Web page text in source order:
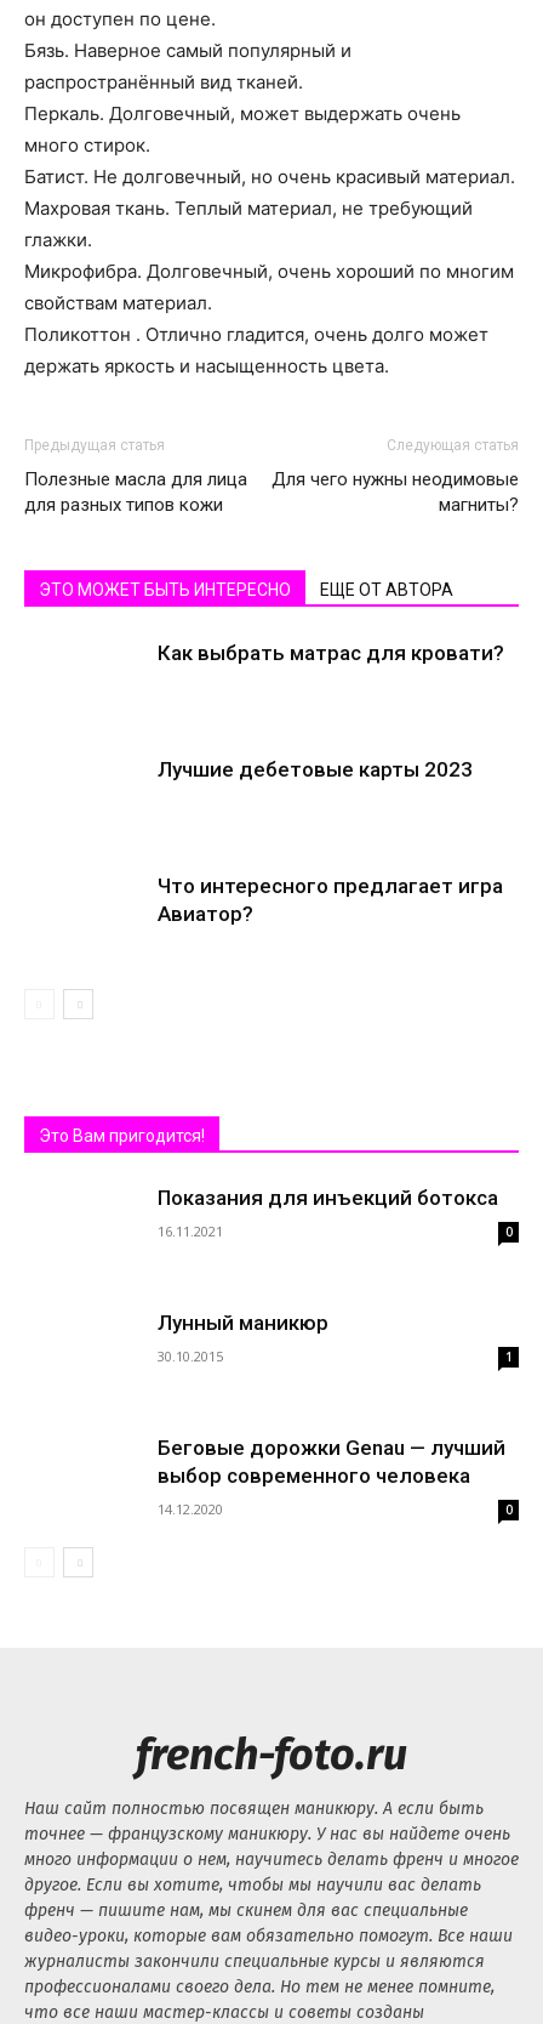
он доступен по цене.
Бязь. Наверное самый популярный и
распространённый вид тканей.
Перкаль. Долговечный, может выдержать очень
много стирок.
Батист. Не долговечный, но очень красивый материал.
Махровая ткань. Теплый материал, не требующий
глажки.
Микрофибра. Долговечный, очень хороший по многим
свойствам материал.
Поликоттон . Отлично гладится, очень долго может
держать яркость и насыщенность цвета.
Предыдущая статья
Полезные масла для лица
для разных типов кожи
Следующая статья
Для чего нужны неодимовые
магниты?
ЭТО МОЖЕТ БЫТЬ ИНТЕРЕСНО ЕЩЕ ОТ АВТОРА
Как выбрать матрас для кровати?
Лучшие дебетовые карты 2023
Что интересного предлагает игра
Авиатор?
Это Вам пригодится!
Показания для инъекций ботокса
16.11.2021 0
Лунный маникюр
30.10.2015 1
Беговые дорожки Genau — лучший
выбор современного человека
14.12.2020 0
french-foto.ru
Наш сайт полностью посвящен маникюру. А если быть
точнее — французскому маникюру. У нас вы найдете очень
много информации о нем, научитесь делать френч и многое
другое. Если вы хотите, чтобы мы научили вас делать
френч — пишите нам, мы скинем для вас специальные
видео-уроки, которые вам обязательно помогут. Все наши
журналисты закончили специальные курсы и являются
профессионалами своего дела. Но тем не менее помните,
что все наши мастер-классы и советы созданы